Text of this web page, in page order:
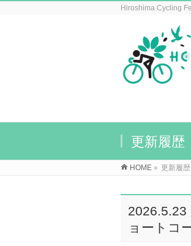
Hiroshima Cycling
更新履歴
HOME » 更新履歴
2026.5.23
ョートコ